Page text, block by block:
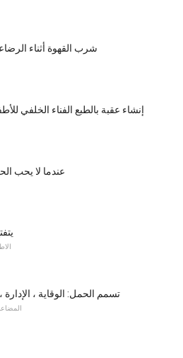
شرب القهوة أثناء
إنشاء عقبة بالطبع الفناء الخلفي
عندما لا يحب
تسمم الحمل: الوقاية ، الإدارة